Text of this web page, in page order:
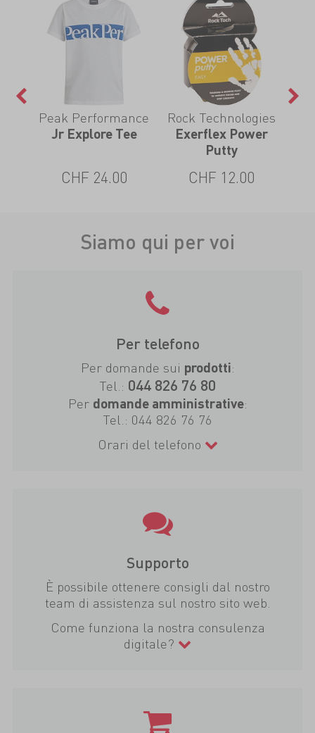
Peak Performance
Jr Explore Tee
CHF 24.00
Rock Technologies
Exerflex Power
Putty
CHF 12.00
Siamo qui per voi
Per telefono
Per domande sui prodotti:
Tel.: 044 826 76 80
Per domande amministrative:
Tel.: 044 826 76 76
Orari del telefono
Supporto
È possibile ottenere consigli dal nostro
team di assistenza sul nostro sito web.
Come funziona la nostra consulenza
digitale?